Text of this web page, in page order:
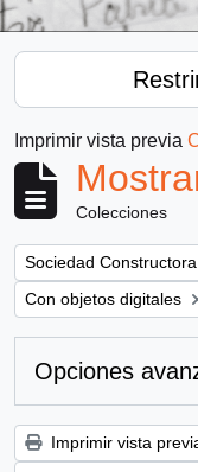
Imprimir vista previa
Colecciones
Remove filter:
Sociedad
Remove filter:
Con objetos digitales
Opciones
Imprimir vista